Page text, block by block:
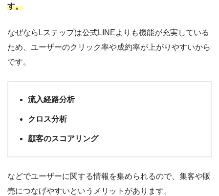
す。
なぜならLステップは公式LINEよりも機能が充実している
ため、ユーザーのクリック率や成約率が上がりやすいから
です。
流入経路分析
クロス分析
顧客のスコアリング
などでユーザーに関する情報を集められるので、集客や販
売につなげやすいというメリットがあります。